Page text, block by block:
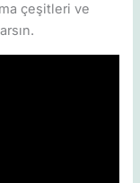
çeşitleri ve